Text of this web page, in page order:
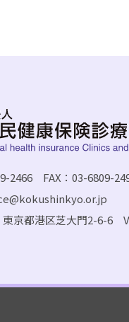
2466 FAX：03-6809-
京都港区芝大門2-6-6